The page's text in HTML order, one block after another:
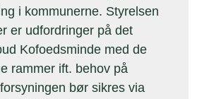
i kommunerne. Styrelsen
er udfordringer på det
Kofoedsminde med de
rammer ift. behov på
bør sikres via